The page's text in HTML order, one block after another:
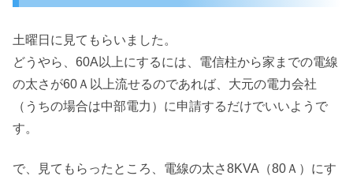
土曜日に見てもらいました。
どうやら、60A以上にするには、電信柱から家までの電線
の太さが60Ａ以上流せるのであれば、大元の電力会社
（うちの場合は中部電力）に申請するだけでいいようで
す。
で、見てもらったところ、電線の太さ8KVA（80Ａ）にす